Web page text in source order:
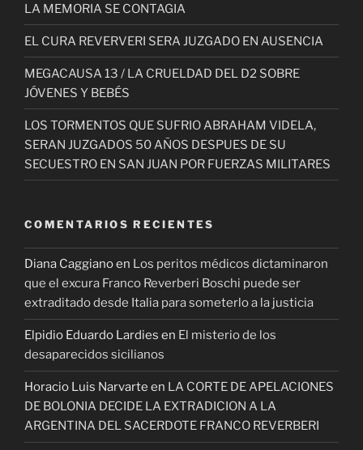
LA MEMORIA SE CONTAGIA
EL CURA REVERVERI SERA JUZGADO EN AUSENCIA
MEGACAUSA 13 / LA CRUELDAD DEL D2 SOBRE
JÓVENES Y BEBÉS
LOS TORMENTOS QUE SUFRIO ABRAHAM VIDELA,
SERAN JUZGADOS 50 AÑOS DESPUES DE SU
SECUESTRO EN SAN JUAN POR FUERZAS MILITARES
COMENTARIOS RECIENTES
Diana Caggianoen Los peritos médicos dictaminaron
que el excura Franco Reverberi Boschi puede ser
extraditado desde Italia para someterlo a la justicia
Elpidio Eduardo Lardies en El misterio de los
desaparecidos sicilianos
Horacio Luis Narvarte en LA CORTE DE APELACIONES
DE BOLONIA DECIDE LA EXTRADICION A LA
ARGENTINA DEL SACERDOTE FRANCO REVERBERI